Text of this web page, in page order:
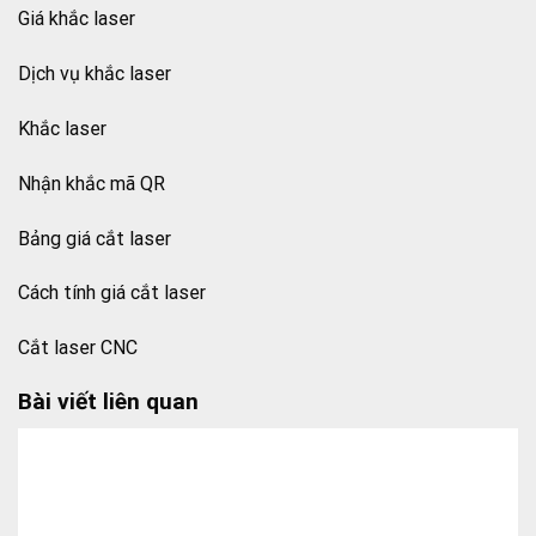
Giá khắc laser
Dịch vụ khắc laser
Khắc laser
Nhận khắc mã QR
Bảng giá cắt laser
Cách tính giá cắt laser
Cắt laser CNC
Bài viết liên quan